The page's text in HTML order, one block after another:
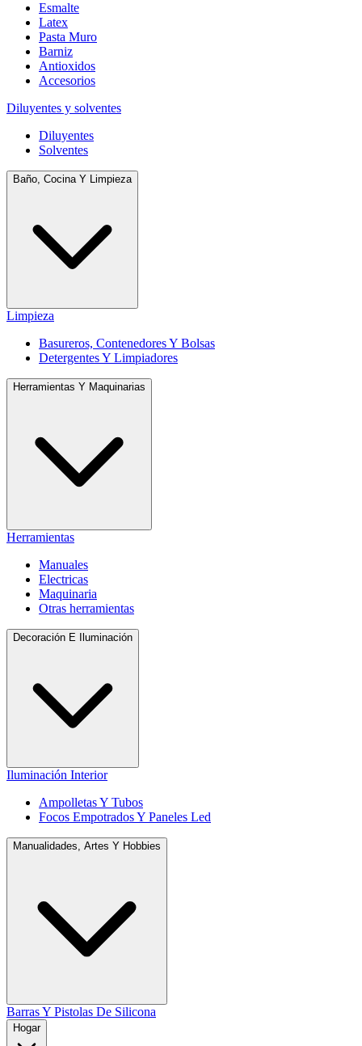
Esmalte
Latex
Pasta Muro
Barniz
Antioxidos
Accesorios
Diluyentes y solventes
Diluyentes
Solventes
Baño, Cocina Y Limpieza
Limpieza
Basureros, Contenedores Y Bolsas
Detergentes Y Limpiadores
Herramientas Y Maquinarias
Herramientas
Manuales
Electricas
Maquinaria
Otras herramientas
Decoración E Iluminación
Iluminación Interior
Ampolletas Y Tubos
Focos Empotrados Y Paneles Led
Manualidades, Artes Y Hobbies
Barras Y Pistolas De Silicona
Hogar